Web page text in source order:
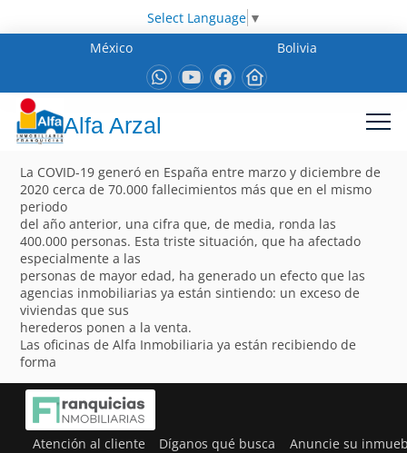
Select Language ▼
México
Bolivia
Alfa Arzal
La COVID-19 generó en España entre marzo y diciembre de
2020 cerca de 70.000 fallecimientos más que en el mismo
periodo
del año anterior, una cifra que, de media, ronda las
400.000 personas. Esta triste situación, que ha afectado
especialmente a las
personas de mayor edad, ha generado un efecto que las
agencias inmobiliarias ya están sintiendo: un exceso de
viviendas que sus
herederos ponen a la venta.
Las oficinas de Alfa Inmobiliaria ya están recibiendo de
forma
Atención al cliente Díganos qué busca Anuncie su